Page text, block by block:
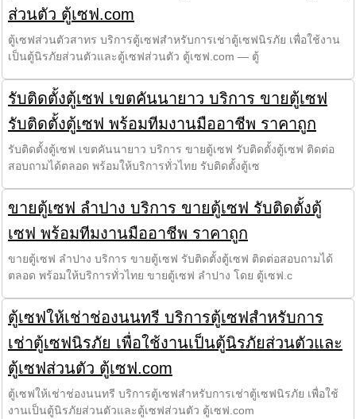
ส่วนตัว ตู้เซฟ.com
ตู้เซฟส่วนตัวสาทร บริการตู้เซฟสำหรับการเช่าตู้เซฟนิรภัย เพื่อใช้งาน
เป็นตู้นิรภัยส่วนตัวและตู้เซฟส่วนตัว ตู้เซฟ.com — ตู้
รับติดตั้งตู้เซฟ เขตคันนายาว บริการ ขายตู้เซฟ
รับติดตั้งตู้เซฟ พร้อมทีมงานมืออาชีพ ราคาถูก
รับติดตั้งตู้เซฟ เขตคันนายาว บริการ ขายตู้เซฟ รับติดตั้งตู้เซฟ ติดต่อ
สอบถามได้ตลอด พร้อมให้บริการทั่วไทย รับติดตั้งตู้เซ
ขายตู้เซฟ ลำปาง บริการ ขายตู้เซฟ รับติดตั้งตู้
เซฟ พร้อมทีมงานมืออาชีพ ราคาถูก
ขายตู้เซฟ ลำปาง บริการ ขายตู้เซฟ รับติดตั้งตู้เซฟ ติดต่อสอบถามได้
ตลอด พร้อมให้บริการทั่วไทย ขายตู้เซฟ ลำปาง โดย ตู้เซฟ.c
ตู้เซฟให้เช่าช่องนนทรี บริการตู้เซฟสำหรับการ
เช่าตู้เซฟนิรภัย เพื่อใช้งานเป็นตู้นิรภัยส่วนตัวและ
ตู้เซฟส่วนตัว ตู้เซฟ.com
ตู้เซฟให้เช่าช่องนนทรี บริการตู้เซฟสำหรับการเช่าตู้เซฟนิรภัย เพื่อใช้
งานเป็นตู้นิรภัยส่วนตัวและตู้เซฟส่วนตัว ตู้เซฟ.com